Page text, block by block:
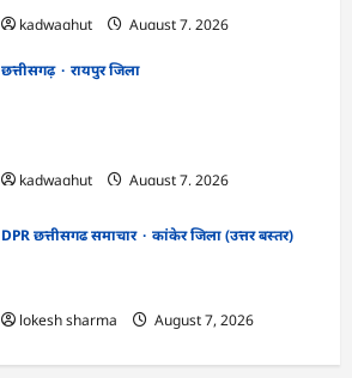
kadwaghut
August 7, 2026
छत्तीसगढ़
रायपुर जिला
kadwaghut
August 7, 2026
DPR छत्तीसगढ समाचार
कांकेर जिला (उत्तर बस्तर)
lokesh sharma
August 7, 2026